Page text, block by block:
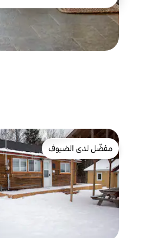
مفضّل لدى الضيوف
مفضّل لدى الضيوف